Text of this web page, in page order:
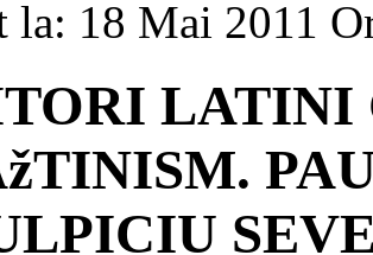
la: 18 Mai 2011
LATINI